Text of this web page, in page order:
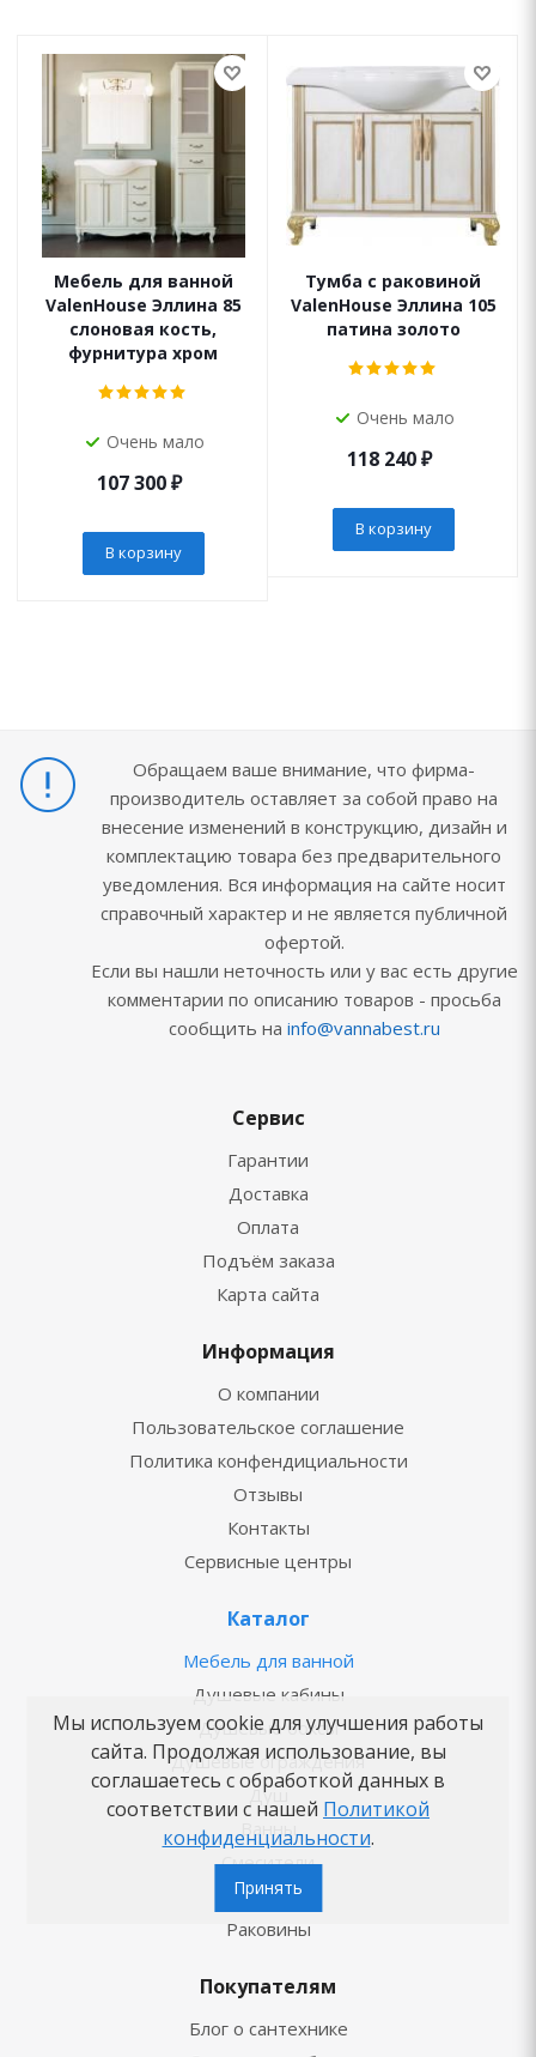
Мебель для ванной
ValenHouse Эллина 85
слоновая кость,
фурнитура хром
Очень мало
107 300₽
В корзину
Тумба с раковиной
ValenHouse Эллина 105
патина золото
Очень мало
118 240₽
В корзину
Обращаем ваше внимание, что фирма-
производитель оставляет за собой право на
внесение изменений в конструкцию, дизайн и
комплектацию товара без предварительного
уведомления. Вся информация на сайте носит
справочный характер и не является публичной
офертой.
Если вы нашли неточность или у вас есть другие
комментарии по описанию товаров - просьба
сообщить на info@vannabest.ru
Сервис
Гарантии
Доставка
Оплата
Подъём заказа
Карта сайта
Информация
О компании
Пользовательское соглашение
Политика конфендициальности
Отзывы
Контакты
Сервисные центры
Каталог
Мебель для ванной
Душевые кабины
Душевые боксы
Душевые ограждения
Душ
Ванны
Смесители
Унитазы
Раковины
Покупателям
Блог о сантехнике
Мы используем cookie для улучшения работы
сайта. Продолжая использование, вы
соглашаетесь с обработкой данных в
соответствии с нашей Политикой
конфиденциальности.
Принять